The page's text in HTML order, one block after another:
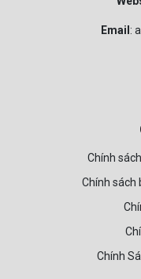
Email :
Chính
Chính sách
Chính